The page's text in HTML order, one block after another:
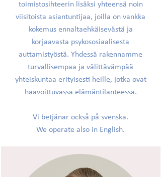
toimistosihteerin lisäksi yhteensä noin
viisitoista asiantuntijaa, joilla on vankka
kokemus ennaltaehkäisevästä ja
korjaavasta psykososiaalisesta
auttamistyöstä. Yhdessä rakennamme
turvallisempaa ja välittävämpää
yhteiskuntaa erityisesti heille, jotka ovat
haavoittuvassa elämäntilanteessa.
Vi betjänar också på svenska.
We operate also in English.